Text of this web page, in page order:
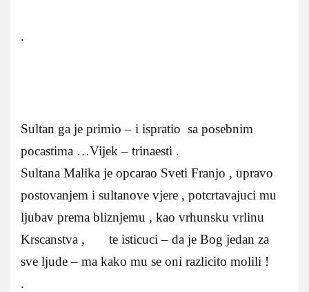
.
Sultan ga je primio – i ispratio sa posebnim
pocastima …Vijek – trinaesti .
Sultana Malika je opcarao Sveti Franjo , upravo
postovanjem i sultanove vjere , potcrtavajuci mu
ljubav prema bliznjemu , kao vrhunsku vrlinu
Krscanstva , te isticuci – da je Bog jedan za
sve ljude – ma kako mu se oni razlicito molili !
.